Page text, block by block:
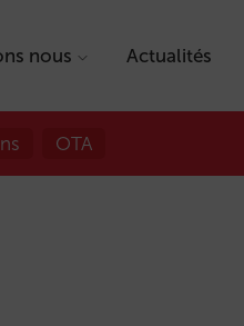
nous Actualités
OTA